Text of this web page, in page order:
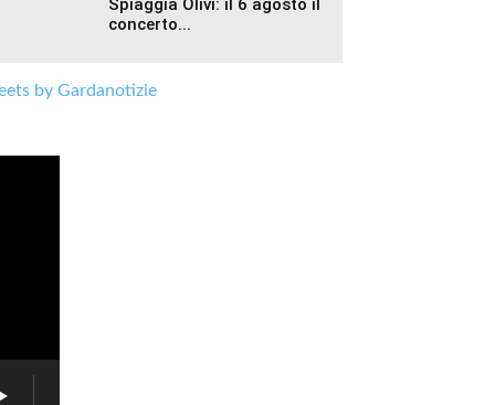
Spiaggia Olivi: il 6 agosto il
concerto...
by Gardanotizie